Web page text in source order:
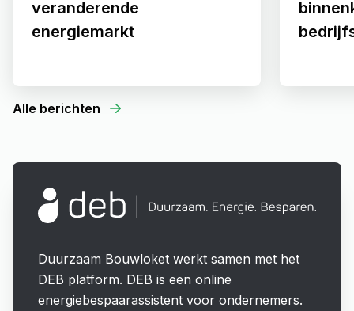
veranderende
energiemarkt
Alle berichten
Duurzaam Bouwloket werkt samen met het
DEB platform. DEB is een online
energiebespaarassistent voor ondernemers.